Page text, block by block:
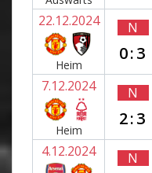
22.12.2024
Heim
N
0:3
7.12.2024
Heim
N
2:3
4.12.2024 N